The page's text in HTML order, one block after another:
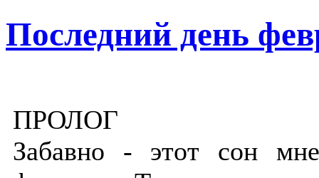
Последний день
ПРОЛОГ
Забавно - этот сон